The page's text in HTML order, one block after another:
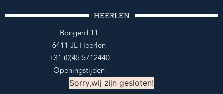
HEERLEN
Bongerd 11
6411 JL Heerlen
+31 (0)45 5712440
Openingstijden
Sorry,wij zijn gesloten!